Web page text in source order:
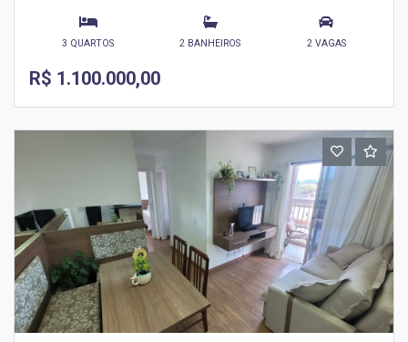
3 QUARTOS 2 BANHEIROS 2 VAGAS
R$ 1.100.000,00